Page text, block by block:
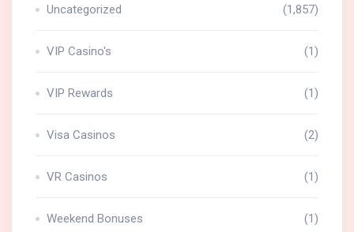
Uncategorized (1,857)
VIP Casino's (1)
VIP Rewards (1)
Visa Casinos (2)
VR Casinos (1)
Weekend Bonuses (1)